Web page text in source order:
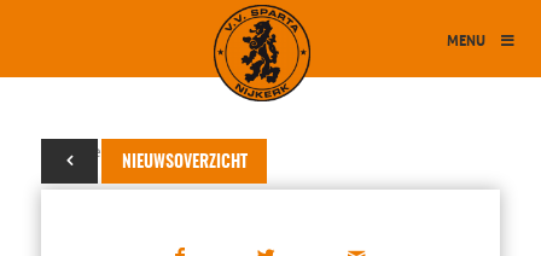
MENU
NIEUWSOVERZICHT
06 november 2023